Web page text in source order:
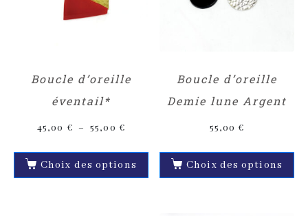
Boucle d’oreille
éventail*
45,00 € – 55,00 €
Choix des options
Boucle d’oreille
Demie lune Argent
55,00 €
Choix des options